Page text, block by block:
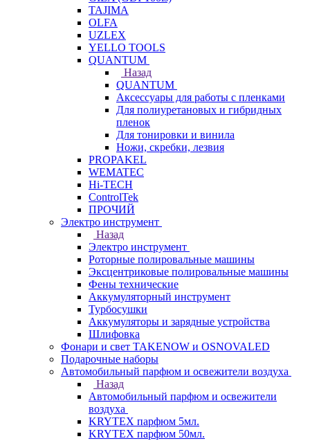
TAJIMA
OLFA
UZLEX
YELLO TOOLS
QUANTUM
Назад
QUANTUM
Аксессуары для работы с пленками
Для полиуретановых и гибридных
пленок
Для тонировки и винила
Ножи, скребки, лезвия
PROPAKEL
WEMATEC
Hi-TECH
ControlTek
ПРОЧИЙ
Электро инструмент
Назад
Электро инструмент
Роторные полировальные машины
Эксцентриковые полировальные машины
Фены технические
Аккумуляторный инструмент
Турбосушки
Аккумуляторы и зарядные устройства
Шлифовка
Фонари и свет TAKENOW и OSNOVALED
Подарочные наборы
Автомобильный парфюм и освежители воздуха
Назад
Автомобильный парфюм и освежители
воздуха
KRYTEX парфюм 5мл.
KRYTEX парфюм 50мл.